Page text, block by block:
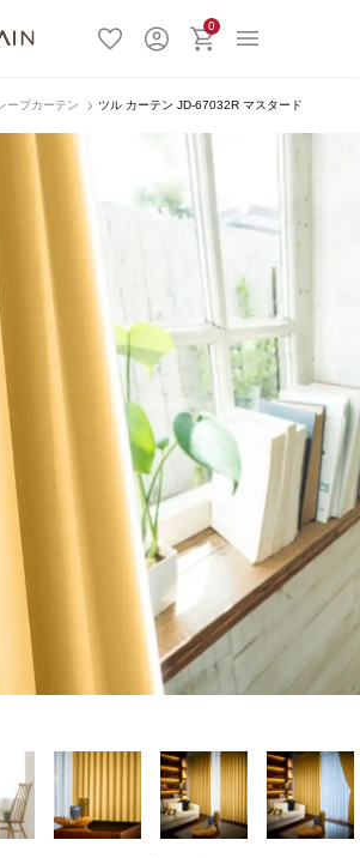
0
ープカーテン ツル カーテン JD-67032R マスタード